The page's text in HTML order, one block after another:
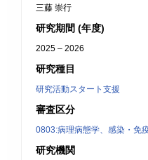
三藤 崇行
研究期間 (年度)
2025 – 2026
研究種目
研究活動スタート支援
審査区分
0803:病理病態学、感染・免
研究機関